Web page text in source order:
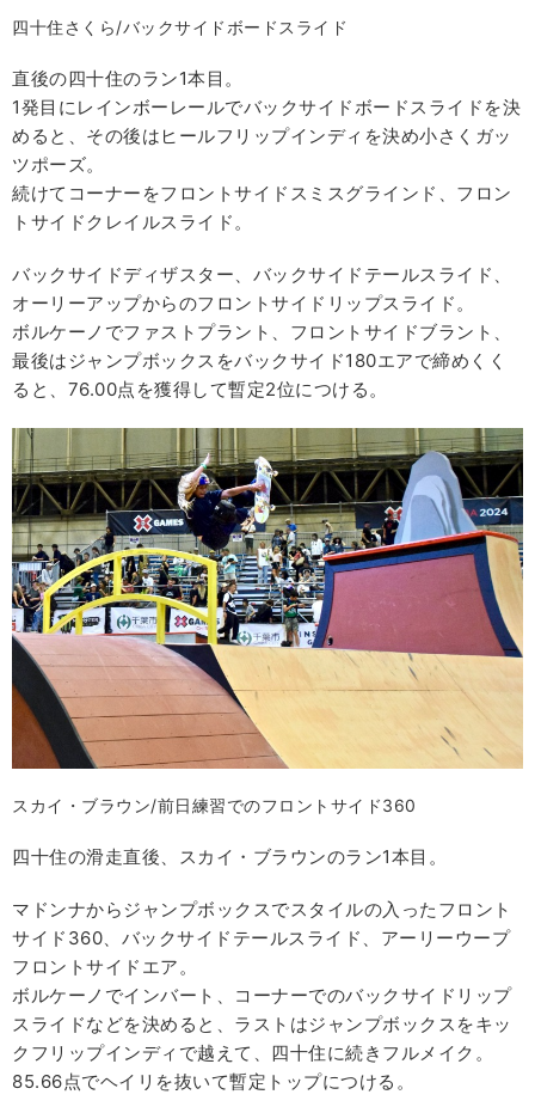
四十住さくら/バックサイドボードスライド
直後の四十住のラン1本目。
1発目にレインボーレールでバックサイドボードスライドを決
めると、その後はヒールフリップインディを決め小さくガッ
ツポーズ。
続けてコーナーをフロントサイドスミスグラインド、フロン
トサイドクレイルスライド。
バックサイドディザスター、バックサイドテールスライド、
オーリーアップからのフロントサイドリップスライド。
ボルケーノでファストプラント、フロントサイドブラント、
最後はジャンプボックスをバックサイド180エアで締めくく
ると、76.00点を獲得して暫定2位につける。
スカイ・ブラウン/前日練習でのフロントサイド360
四十住の滑走直後、スカイ・ブラウンのラン1本目。
マドンナからジャンプボックスでスタイルの入ったフロント
サイド360、バックサイドテールスライド、アーリーウープ
フロントサイドエア。
ボルケーノでインバート、コーナーでのバックサイドリップ
スライドなどを決めると、ラストはジャンプボックスをキッ
クフリップインディで越えて、四十住に続きフルメイク。
85.66点でヘイリを抜いて暫定トップにつける。